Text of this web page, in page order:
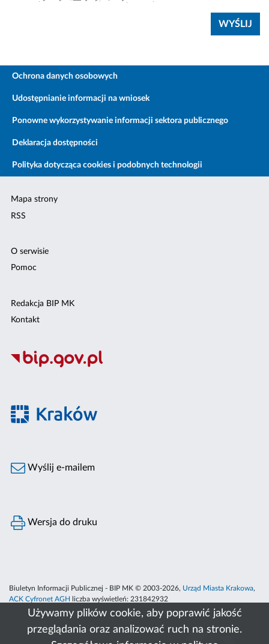
Używamy plików cookie, aby poprawić jakość
przeglądania oraz analizować ruch na stronie.
Ochrona danych osobowych
Udostępnianie informacji na wniosek
Ponowne wykorzystywanie informacji sektora publicznego
Deklaracja dostępności
Polityka dotycząca cookies i podobnych technologii
Mapa strony
RSS
O serwisie
Pomoc
Redakcja BIP MK
Kontakt
Wyślij e-mailem
Wersja do druku
Biuletyn Informacji Publicznej - BIP MK © 2003-2026, Urząd Miasta Krakowa,
ACK Cyfronet AGH
liczba wyświetleń: 231842932